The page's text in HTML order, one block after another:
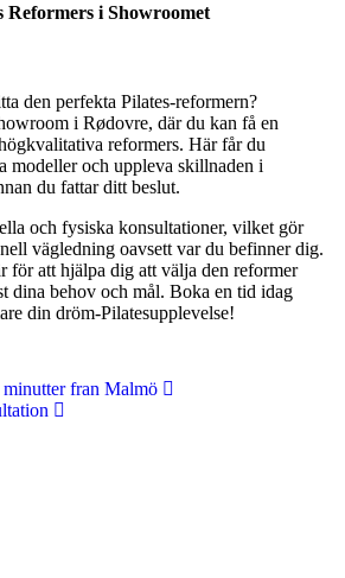
Reformers i Showroomet
den perfekta Pilates-reformern?
i Rødovre, där du kan få en
reformers. Här får du
modeller och uppleva skillnaden i
du fattar ditt beslut.
och fysiska konsultationer, vilket gör
vägledning oavsett var du befinner dig.
för att hjälpa dig att välja den reformer
dina behov och mål. Boka en tid idag
din dröm-Pilatesupplevelse!
fran Malmö